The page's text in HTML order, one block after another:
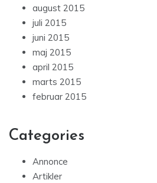
august 2015
juli 2015
juni 2015
maj 2015
april 2015
marts 2015
februar 2015
Categories
Annonce
Artikler